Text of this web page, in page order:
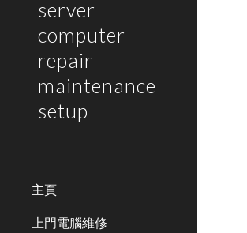
server
computer
repair
maintenance
setup
主頁
上門電腦維修